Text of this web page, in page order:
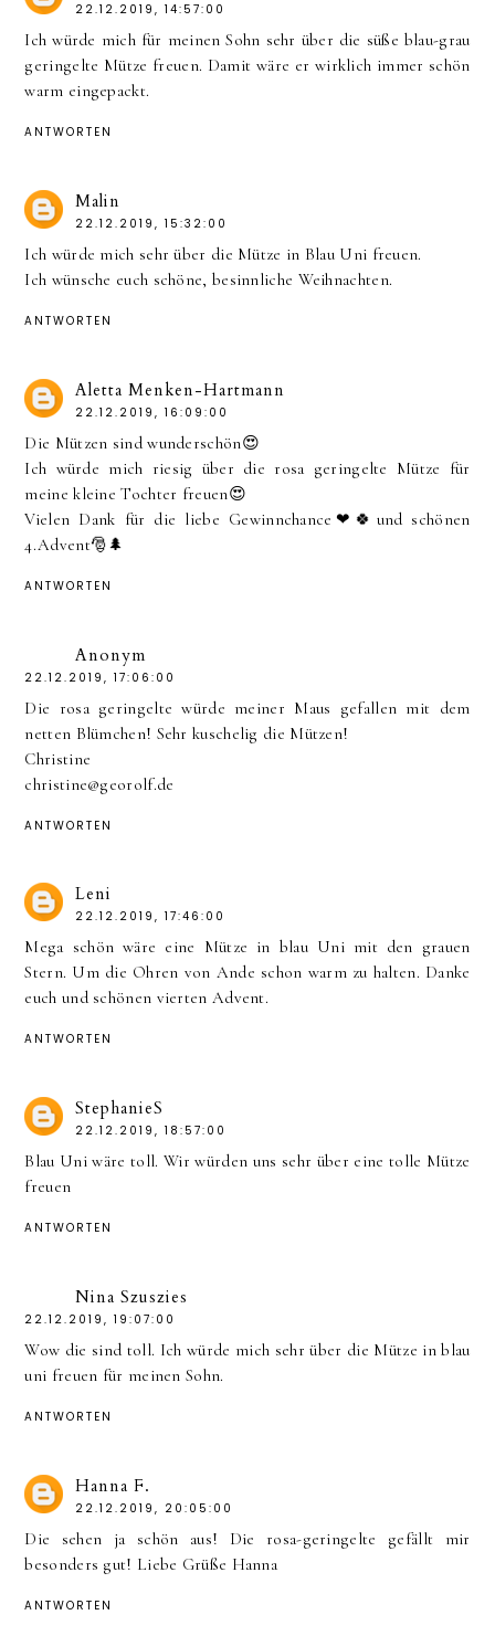
22.12.2019, 14:57:00
Ich würde mich für meinen Sohn sehr über die süße blau-grau
geringelte Mütze freuen. Damit wäre er wirklich immer schön
warm eingepackt.
ANTWORTEN
Malin
22.12.2019, 15:32:00
Ich würde mich sehr über die Mütze in Blau Uni freuen.
Ich wünsche euch schöne, besinnliche Weihnachten.
ANTWORTEN
Aletta Menken-Hartmann
22.12.2019, 16:09:00
Die Mützen sind wunderschön😍
Ich würde mich riesig über die rosa geringelte Mütze für
meine kleine Tochter freuen😍
Vielen Dank für die liebe Gewinnchance❤🍀und schönen
4.Advent🎅🌲
ANTWORTEN
Anonym
22.12.2019, 17:06:00
Die rosa geringelte würde meiner Maus gefallen mit dem
netten Blümchen! Sehr kuschelig die Mützen!
Christine
christine@georolf.de
ANTWORTEN
Leni
22.12.2019, 17:46:00
Mega schön wäre eine Mütze in blau Uni mit den grauen
Stern. Um die Ohren von Ande schon warm zu halten. Danke
euch und schönen vierten Advent.
ANTWORTEN
StephanieS
22.12.2019, 18:57:00
Blau Uni wäre toll. Wir würden uns sehr über eine tolle Mütze
freuen
ANTWORTEN
Nina Szuszies
22.12.2019, 19:07:00
Wow die sind toll. Ich würde mich sehr über die Mütze in blau
uni freuen für meinen Sohn.
ANTWORTEN
Hanna F.
22.12.2019, 20:05:00
Die sehen ja schön aus! Die rosa-geringelte gefällt mir
besonders gut! Liebe Grüße Hanna
ANTWORTEN